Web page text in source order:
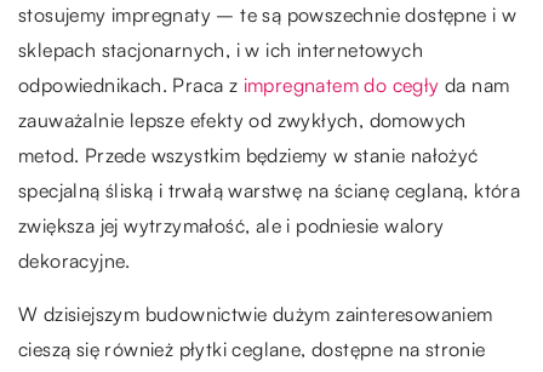
stosujemy impregnaty – te są powszechnie dostępne i w
sklepach stacjonarnych, i w ich internetowych
odpowiednikach. Praca z impregnatem do cegły da nam
zauważalnie lepsze efekty od zwykłych, domowych
metod. Przede wszystkim będziemy w stanie nałożyć
specjalną śliską i trwałą warstwę na ścianę ceglaną, która
zwiększa jej wytrzymałość, ale i podniesie walory
dekoracyjne.
W dzisiejszym budownictwie dużym zainteresowaniem
cieszą się również płytki ceglane, dostępne na stronie